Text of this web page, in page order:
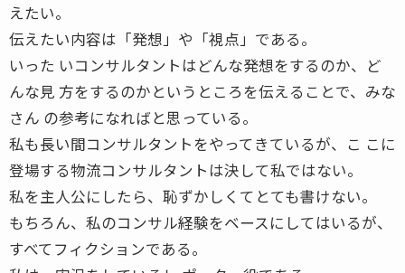
えたい。
伝えたい内容は「発想」や「視点」である。
いった いコンサルタントはどんな発想をするのか、ど
んな見 方をするのかというところを伝えることで、みな
さん の参考になればと思っている。
私も長い間コンサルタントをやってきているが、こ こに
登場する物流コンサルタントは決して私ではない。
私を主人公にしたら、恥ずかしくてとても書けない。
もちろん、私のコンサル経験をベースにしてはいるが、
すべてフィクションである。